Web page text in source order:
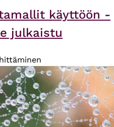
käyttöön -
julkaistu